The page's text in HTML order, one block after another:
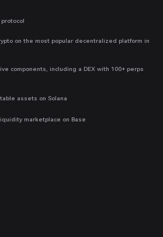
on the most popular decentralized platform in
components, including a DEX with 100+ perps
assets on Solana
marketplace on Base